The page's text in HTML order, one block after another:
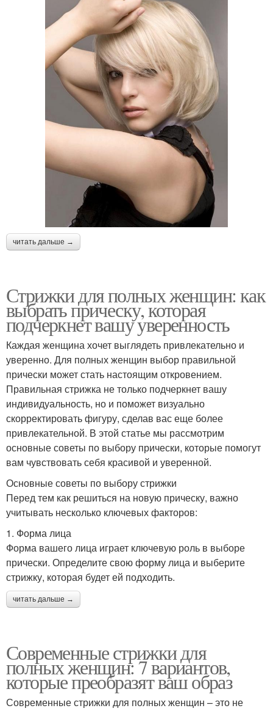
читать дальше →
Стрижки для полных женщин: как
выбрать прическу, которая
подчеркнет вашу уверенность
Каждая женщина хочет выглядеть привлекательно и
уверенно. Для полных женщин выбор правильной
прически может стать настоящим откровением.
Правильная стрижка не только подчеркнет вашу
индивидуальность, но и поможет визуально
скорректировать фигуру, сделав вас еще более
привлекательной. В этой статье мы рассмотрим
основные советы по выбору прически, которые помогут
вам чувствовать себя красивой и уверенной.
Основные советы по выбору стрижки
Перед тем как решиться на новую прическу, важно
учитывать несколько ключевых факторов:
1. Форма лица
Форма вашего лица играет ключевую роль в выборе
прически. Определите свою форму лица и выберите
стрижку, которая будет ей подходить.
читать дальше →
Современные стрижки для
полных женщин: 7 вариантов,
которые преобразят ваш образ
Современные стрижки для полных женщин – это не